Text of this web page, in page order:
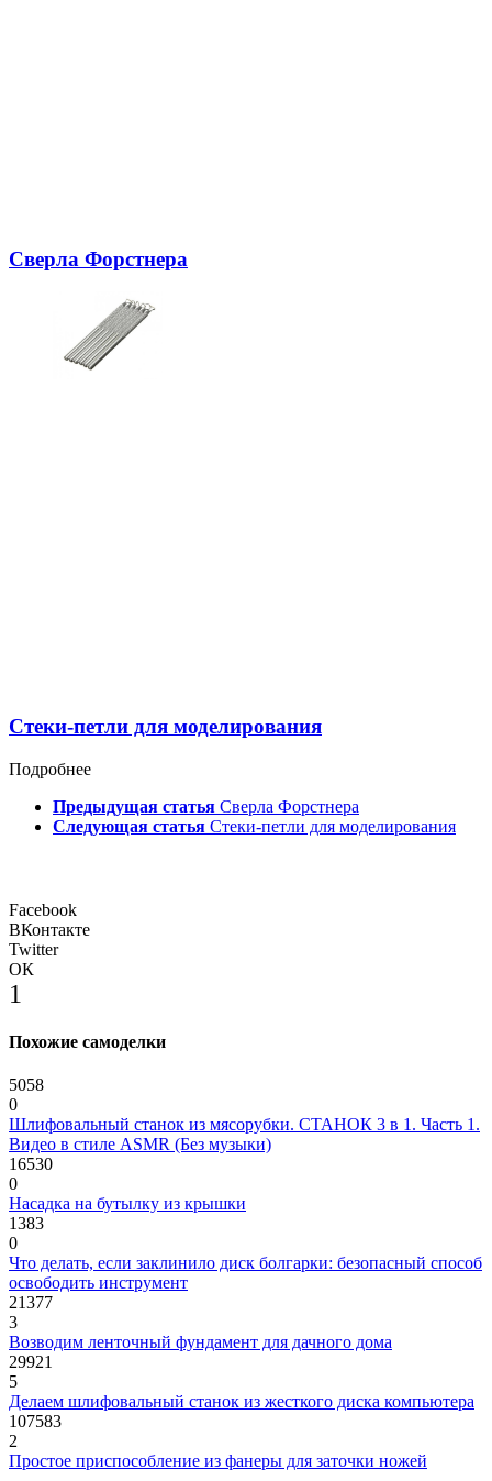
Сверла Форстнера
Стеки-петли для моделирования
Подробнее
Предыдущая статья Сверла Форстнера
Следующая статья Стеки-петли для моделирования
Facebook
ВКонтакте
Twitter
ОК
1
Похожие самоделки
5058
0
Шлифовальный станок из мясорубки. СТАНОК 3 в 1. Часть 1.
Видео в стиле ASMR (Без музыки)
16530
0
Насадка на бутылку из крышки
1383
0
Что делать, если заклинило диск болгарки: безопасный способ
освободить инструмент
21377
3
Возводим ленточный фундамент для дачного дома
29921
5
Делаем шлифовальный станок из жесткого диска компьютера
107583
2
Простое приспособление из фанеры для заточки ножей